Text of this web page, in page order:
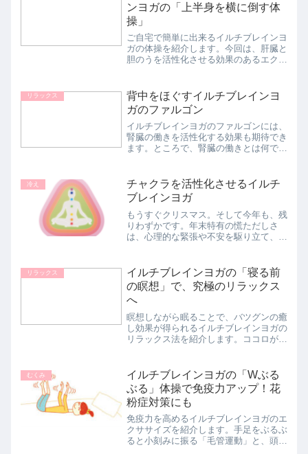
ンヨガの「上半身を横に倒す体
操」
ご自宅で簡単に出来るイルチブレインヨ
ガの体操を紹介します。今回は、肝臓と
胆のうを活性化させる効果のあるエクサ
ろ過してきれいに保つ、解毒する、脂肪
を燃焼するなど機能を備え...
リラックス
背中をほぐすイルチブレインヨ
ガのファルゴン
イルチブレインヨガのファルゴンには、
腎臓の働きを活性化する効果も期待でき
ます。ところで、腎臓の働きとは何でし
出する臓器です。血液にフィルターをか
けて老廃物や塩分を取り出...
冷え
チャクラを活性化させるイルチ
ブレインヨガ
もうすぐクリスマス。そして今年も、残
りわずかです。年末特有の慌ただしさ
は、心理的な緊張や不安を駆り立て、自
「疲れ」を感じやすくなることがありま
す。体調を整えるうえで、カギ...
リラックス
イルチブレインヨガの「寝る前
の瞑想」で、究極のリラックス
へ
瞑想しながら眠ることで、バツグンの癒
し効果が得られるイルチブレインヨガの
リラックス法を紹介します。ココロが空
ざわめきがなく、感情にわずらわされる
ことなく、意識が一点に集...
むくみ
イルチブレインヨガの「Wぶる
ぶる」体操で免疫力アップ！花
粉症対策にも
免疫力を高めるイルチブレインヨガのエ
クササイズを紹介します。手足をぶるぶ
ると小刻みに振る「毛管運動」と、頭を